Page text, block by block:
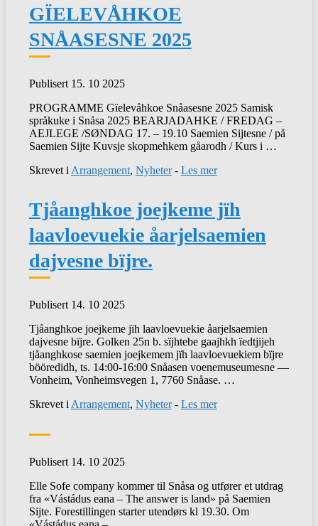
GÏELEVÅHKOE
SNÅASESNE 2025
Publisert 15. 10 2025
PROGRAMME Gïelevåhkoe Snåasesne 2025 Samisk
språkuke i Snåsa 2025 BEARJADAHKE / FREDAG –
AEJLEGE /SØNDAG 17. – 19.10 Saemien Sijtesne / på
Saemien Sijte Kuvsje skopmehkem gåarodh / Kurs i …
Skrevet i Arrangement, Nyheter- Les mer
Tjåanghkoe joejkeme jïh
laavloevuekie åarjelsaemien
dajvesne bïjre.
Publisert 14. 10 2025
Tjåanghkoe joejkeme jïh laavloevuekie åarjelsaemien
dajvesne bïjre. Golken 25n b. sïjhtebe gaajhkh ïedtjijeh
tjåanghkose saemien joejkemem jïh laavloevuekiem bïjre
bööredidh, ts. 14:00-16:00 Snåasen voenemuseumesne —
Vonheim, Vonheimsvegen 1, 7760 Snåase. …
Skrevet i Arrangement, Nyheter- Les mer
Publisert 14. 10 2025
Elle Sofe company kommer til Snåsa og utfører et utdrag
fra «Vástádus eana – The answer is land» på Saemien
Sijte. Forestillingen starter utendørs kl 19.30. Om